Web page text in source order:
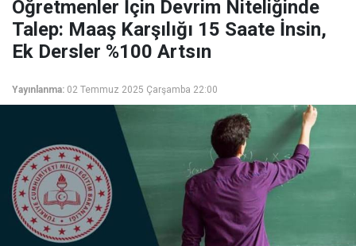
Öğretmenler İçin Devrim Niteliğinde
Talep: Maaş Karşılığı 15 Saate İnsin,
Ek Dersler %100 Artsın
Yayınlanma: 02 Temmuz 2025 Çarşamba 22:00